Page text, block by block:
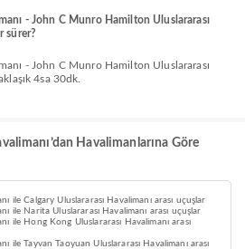
- John C Munro Hamilton Uluslararası
sürer?
4sa 30dk.
Havalimanlarına Göre
ile Calgary Uluslararası Havalimanı arası uçuşlar
ile Narita Uluslararası Havalimanı arası uçuşlar
ile Hong Kong Uluslararası Havalimanı arası
ile Tayvan Taoyuan Uluslararası Havalimanı arası